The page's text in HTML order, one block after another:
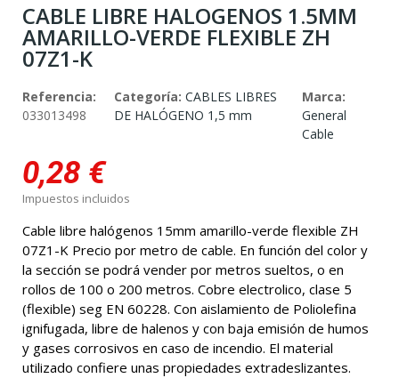
CABLE LIBRE HALOGENOS 1.5MM
AMARILLO-VERDE FLEXIBLE ZH
07Z1-K
Referencia:
033013498
Categoría:CABLES LIBRES
DE HALÓGENO 1,5 mm
Marca:
General
Cable
0,28 €
Impuestos incluidos
Cable libre halógenos 15mm amarillo-verde flexible ZH
07Z1-K Precio por metro de cable. En función del color y
la sección se podrá vender por metros sueltos, o en
rollos de 100 o 200 metros. Cobre electrolico, clase 5
(flexible) seg EN 60228. Con aislamiento de Poliolefina
ignifugada, libre de halenos y con baja emisión de humos
y gases corrosivos en caso de incendio. El material
utilizado confiere unas propiedades extradeslizantes.